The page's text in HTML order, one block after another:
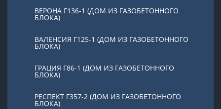
ВЕРОНА Г136-1 (ДОМ ИЗ ГАЗОБЕТОННОГО
БЛОКА)
ВАЛЕНСИЯ Г125-1 (ДОМ ИЗ ГАЗОБЕТОННОГО
БЛОКА)
ГРАЦИЯ Г86-1 (ДОМ ИЗ ГАЗОБЕТОННОГО
БЛОКА)
РЕСПЕКТ Г357-2 (ДОМ ИЗ ГАЗОБЕТОННОГО
БЛОКА)